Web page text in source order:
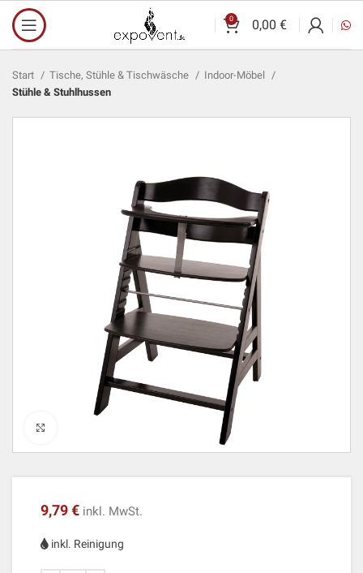
0 0,00 €
Start Tische, Stühle & Tischwäsche
Indoor-Möbel
Stühle & Stuhlhussen
9,79€ inkl. MwSt.
inkl. Reinigung